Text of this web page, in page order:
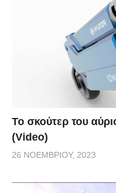
Το σκούτερ του
(Video)
26 ΝΟΕΜΒΡΊΟΥ, 2023